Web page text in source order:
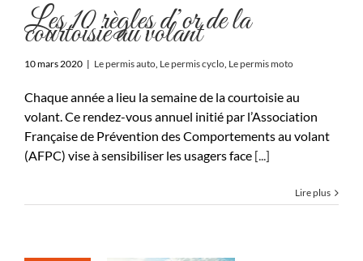
Les 10 règles d’or de la
courtoisie au volant
10 mars 2020 | Le permis auto, Le permis cyclo, Le permis moto
Chaque année a lieu la semaine de la courtoisie au
volant. Ce rendez-vous annuel initié par l’Association
Française de Prévention des Comportements au volant
(AFPC) vise à sensibiliser les usagers face [...]
Lire plus